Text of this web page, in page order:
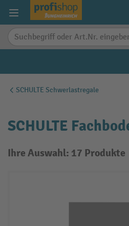
springen
SCHULTE Schwerlastregale
SCHULTE
Ihre Auswahl: 17 Produkte